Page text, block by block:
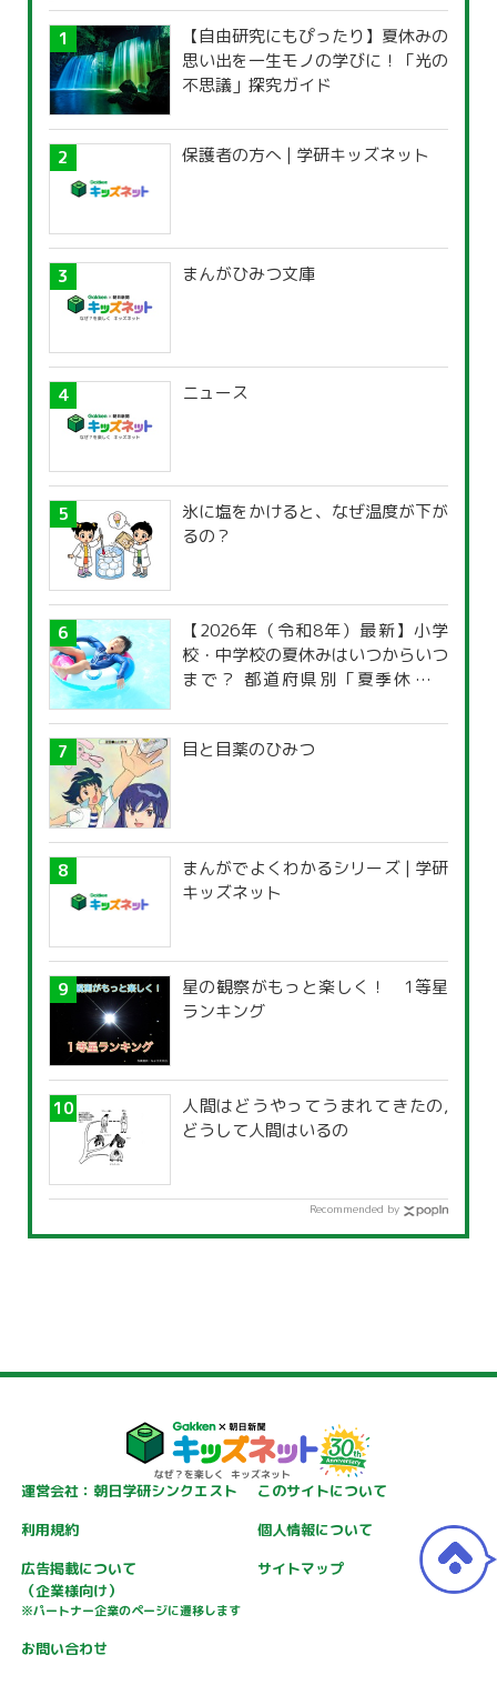
【自由研究にもぴったり】夏休みの
思い出を一生モノの学びに！「光の
不思議」探究ガイド
保護者の方へ | 学研キッズネット
まんがひみつ文庫
ニュース
氷に塩をかけると、なぜ温度が下が
るの？
【2026年（令和8年）最新】小学
校・中学校の夏休みはいつからいつ
まで？ 都道府県別「夏季休暇一
目と目薬のひみつ
まんがでよくわかるシリーズ | 学研
キッズネット
星の観察がもっと楽しく！ 1等星
ランキング
人間はどうやってうまれてきたの,
どうして人間はいるの
Recommended by
運営会社：朝日学研シンクエスト
このサイトについて
利用規約
個人情報について
広告掲載について
（企業様向け）
※パートナー企業のページに遷移します
サイトマップ
お問い合わせ